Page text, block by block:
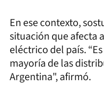
En ese contexto,
situación que afecta
eléctrico del país.
mayoría de las
Argentina", afirmó.